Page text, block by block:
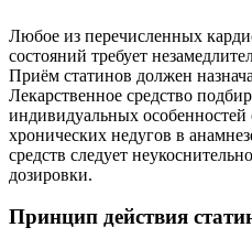
Любое из перечисленных
состояний требует
Приём статинов должен
Лекарственное средство
индивидуальных
хронических недугов в
средств следует
дозировки.
Принцип действия